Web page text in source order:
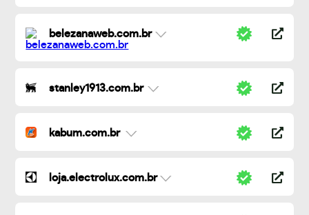
belezanaweb.com.br
stanley1913.com.br
kabum.com.br
loja.electrolux.com.br